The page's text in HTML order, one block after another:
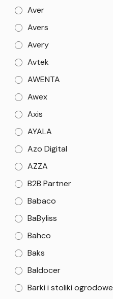
Aver
Avers
Avery
Avtek
AWENTA
Awex
Axis
AYALA
Azo Digital
AZZA
B2B Partner
Babaco
BaByliss
Bahco
Baks
Baldocer
Barki i stoliki ogrodowe